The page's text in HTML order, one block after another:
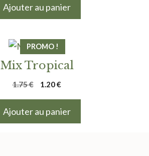
actuel
Ajouter au panier
PROMO !
Mix Tropical
1.75€
Le
1.20€Le
actuel
Ajouter au panier